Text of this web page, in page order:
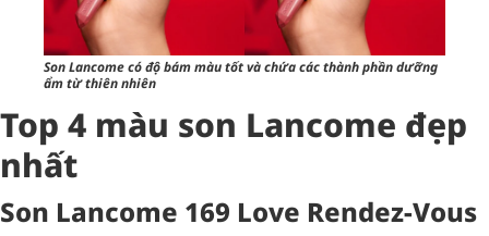
Son Lancome có độ bám màu tốt và chứa các thành phần dưỡng
ẩm từ thiên nhiên
Top 4 màu son Lancome đẹp
nhất
Son Lancome 169 Love Rendez-Vous